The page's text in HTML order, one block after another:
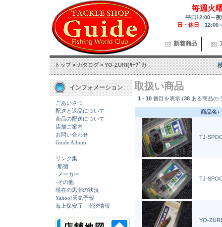
毎週火
平日12:00～
日・休日 12:00
新着商品
トップ»カタログ»YO-ZURI(ﾖｰﾂﾞﾘ)
インフォメーション
ごあいさつ
配送と返品について
商品の配送について
店舗ご案内
お問い合わせ
Guide Album
リンク集
-船宿
-メーカー
-その他
現在の黒潮の状況
Yahoo!天気予報
海上保安庁 潮汐情報
取扱い商品
1 - 10 番目を表示 (38 ある商品の
商品名+
TJ-
TJ-
YO-